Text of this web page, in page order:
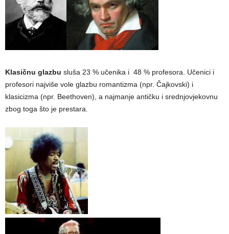
Klasičnu glazbu sluša 23 % učenika i 48 % profesora. Učenici i
profesori najviše vole glazbu romantizma (npr. Čajkovski) i
klasicizma (npr. Beethoven), a najmanje antičku i srednjovjekovnu
zbog toga što je prestara.